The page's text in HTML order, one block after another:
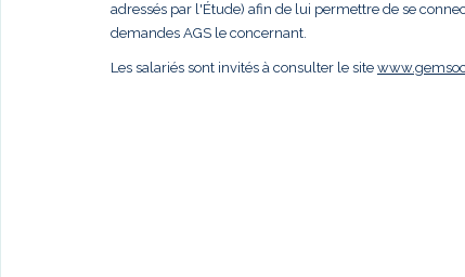
adressés par l'Étude) afin de lui permettre de se
demandes AGS le concernant.
Les salariés sont invités à consulter le site